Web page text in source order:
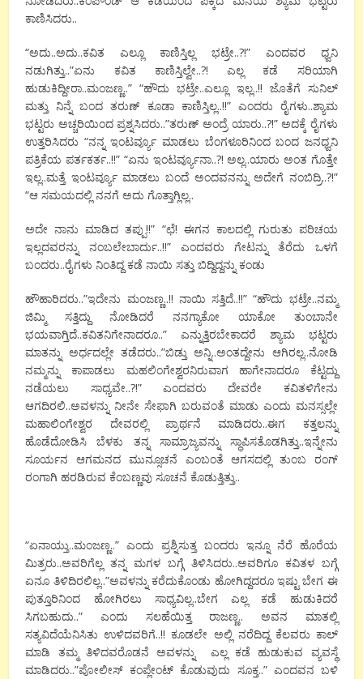
ಕಾಣಿಸಿದರು..
“ಅದು..ಅದು..ಕವಿತ ಎಲ್ಲೂ ಕಾಣಿಸ್ತಿಲ್ಲ ಭಟ್ರೇ..?!” ಎಂದವರ ಧ್ವನಿ
ನಡುಗಿತ್ತು..”ಏನು ಕವಿತ ಕಾಣಿಸ್ತಿಲ್ವೇ..?! ಎಲ್ಲ ಕಡೆ ಸರಿಯಾಗಿ
ಹುಡುಕಿದ್ದೀರಾ..ಮಂಜಣ್ಣ..” “ಹೌದು ಭಟ್ರೇ..ಎಲ್ಲೂ ಇಲ್ಲ..!! ಜೊತೆಗೆ ಸುನಿಲ್
ಮತ್ತು ನಿನ್ನೆ ಬಂದ ತರುಣ್ ಕೂಡಾ ಕಾಣಿಸ್ತಿಲ್ಲ..!!” ಎಂದರು ರೈಗಳು..ಶ್ಯಾಮ
ಭಟ್ಟರು ಅಚ್ಚರಿಯಿಂದ ಪ್ರಶ್ನಸಿದರು..”ತರುಣ್ ಅಂದ್ರೆ ಯಾರು..?!” ಅದಕ್ಕೆ ರೈಗಳು
ಉತ್ತರಿಸಿದರು “ನನ್ನ ಇಂಟರ್ವ್ಯೂ ಮಾಡಲು ಬೆಂಗಳೂರಿನಿಂದ ಬಂದ ಜನಧ್ವನಿ
ಪತ್ರಿಕೆಯ ಪರ್ತಕರ್ತ..!!” “ಏನು ಇಂಟರ್ವ್ಯೂನಾ..?! ಅಲ್ಲ..ಯಾರು ಅಂತ ಗೊತ್ತೇ
ಇಲ್ಲ..ಮತ್ತೆ ಇಂಟರ್ವ್ಯೂ ಮಾಡಲು ಬಂದೆ ಅಂದವನನ್ನು ಅದೇಗೆ ನಂಬಿದ್ರಿ..?!”
“ಆ ಸಮಯದಲ್ಲಿ ನನಗೆ ಅದು ಗೊತ್ತಾಗ್ಲಿಲ್ಲ..
ಅದೇ ನಾನು ಮಾಡಿದ ತಪ್ಪು!!” “ಛೆ! ಈಗನ ಕಾಲದಲ್ಲಿ ಗುರುತು ಪರಿಚಯ
ಇಲ್ಲದವರನ್ನು ನಂಬಲೇಬಾರ್ದು..!!” ಎಂದವರು ಗೇಟನ್ನು ತೆರೆದು ಒಳಗೆ
ಬಂದರು..ರೈಗಳು ನಿಂತಿದ್ದ ಕಡೆ ನಾಯಿ ಸತ್ತು ಬಿದ್ದಿದ್ದನ್ನು ಕಂಡು
ಹೌಹಾರಿದರು..”ಇದೇನು ಮಂಜಣ್ಣ..!! ನಾಯಿ ಸತ್ತಿದೆ..!!” “ಹೌದು ಭಟ್ರೇ..ನಮ್ಮ
ಜಿಮ್ಮಿ ಸತ್ತಿದ್ದು ನೋಡಿದರೆ ನನಗ್ಯಾಕೋ ಯಾಕೋ ತುಂಬಾನೇ
ಭಯವಾಗ್ತಿದೆ..ಕವಿತನಿಗೇನಾದರೂ..” ಎನ್ನುತ್ತಿರಬೇಕಾದರೆ ಶ್ಯಾಮ ಭಟ್ಟರು
ಮಾತನ್ನು ಅರ್ಧದಲ್ಲೇ ತಡೆದರು..”ಬಿಡ್ತು ಅನ್ನಿ..ಅಂತದ್ದೇನು ಆಗಿರಲ್ಲ..ನೋಡಿ
ನಮ್ಮನ್ನು ಕಾಪಾಡಲು ಮಹಲಿಂಗೇಶ್ವರನಿರುವಾಗ ಹಾಗೇನಾದರೂ ಕೆಟ್ಟದ್ದು
ನಡೆಯಲು ಸಾಧ್ಯವೇ..?!” ಎಂದವರು ದೇವರೇ ಕವಿತಳಿಗೇನು
ಆಗದಿರಲಿ..ಅವಳನ್ನು ನೀನೇ ಸೇಫಾಗಿ ಬರುವಂತೆ ಮಾಡು ಎಂದು ಮನಸ್ಸಲ್ಲೇ
ಮಹಾಲಿಂಗೇಶ್ವರ ದೇವರಲ್ಲಿ ಪ್ರಾರ್ಥನೆ ಮಾಡಿದರು..ಈಗ ಕತ್ತಲನ್ನು
ಹೊಡೆದೋಡಿಸಿ ಬೆಳಕು ತನ್ನ ಸಾಮ್ರಾಜ್ಯವನ್ನು ಸ್ಥಾಪಿಸತೊಡಗಿತ್ತು..ಇನ್ನೇನು
ಸೂರ್ಯನ ಆಗಮನದ ಮುನ್ಸೂಚನೆ ಎಂಬಂತೆ ಆಗಸದಲ್ಲಿ ತುಂಬ ರಂಗ್
ರಂಗಾಗಿ ಹರಡಿರುವ ಕೆಂಬಣ್ಣವು ಸೂಚನೆ ಕೊಡುತ್ತಿತ್ತು..
“ಏನಾಯ್ತು..ಮಂಜಣ್ಣ..” ಎಂದು ಪ್ರಶ್ನಿಸುತ್ತ ಬಂದರು ಇನ್ನೂ ನೆರೆ ಹೊರೆಯ
ಮಿತ್ರರು..ಅವರಿಗೆಲ್ಲ ತನ್ನ ಮಗಳ ಬಗ್ಗೆ ತಿಳಿಸಿದರು..ಅವರಿಗೂ ಕವಿತಳ ಬಗ್ಗೆ
ಏನೂ ತಿಳಿದಿರಲಿಲ್ಲ..”ಅವಳನ್ನು ಕರೆದುಕೊಂಡು ಹೋಗಿದ್ದದರೂ ಇಷ್ಟು ಬೇಗ ಈ
ಪುತ್ತೂರಿನಿಂದ ಹೋಗಿರಲು ಸಾಧ್ಯವಿಲ್ಲ..ಬೇಗ ಎಲ್ಲ ಕಡೆ ಹುಡುಕಿದರೆ
ಸಿಗಬಹುದು..” ಎಂದು ಸಲಹೆಯಿತ್ತ ರಾಜಣ್ಣ.. ಅವನ ಮಾತಲ್ಲಿ
ಸತ್ಯವಿದೆಯೆನಿಸಿತು ಉಳಿದವರಿಗೆ..!! ಕೂಡಲೇ ಅಲ್ಲಿ ನರೆದಿದ್ದ ಕೆಲವರು ಕಾಲ್
ಮಾಡಿ ತಮ್ಮ ತಿಳಿದವರೊಡನೆ ಅವಳನ್ನು ಎಲ್ಲ ಕಡೆ ಹುಡುಕುವ ವ್ಯವಸ್ಥೆ
ಮಾಡಿದರು..”ಪೋಲೀಸ್ ಕಂಪ್ಲೇಂಟ್ ಕೊಡುವುದು ಸೂಕ್ತ..” ಎಂದವನ ಬಳಿ